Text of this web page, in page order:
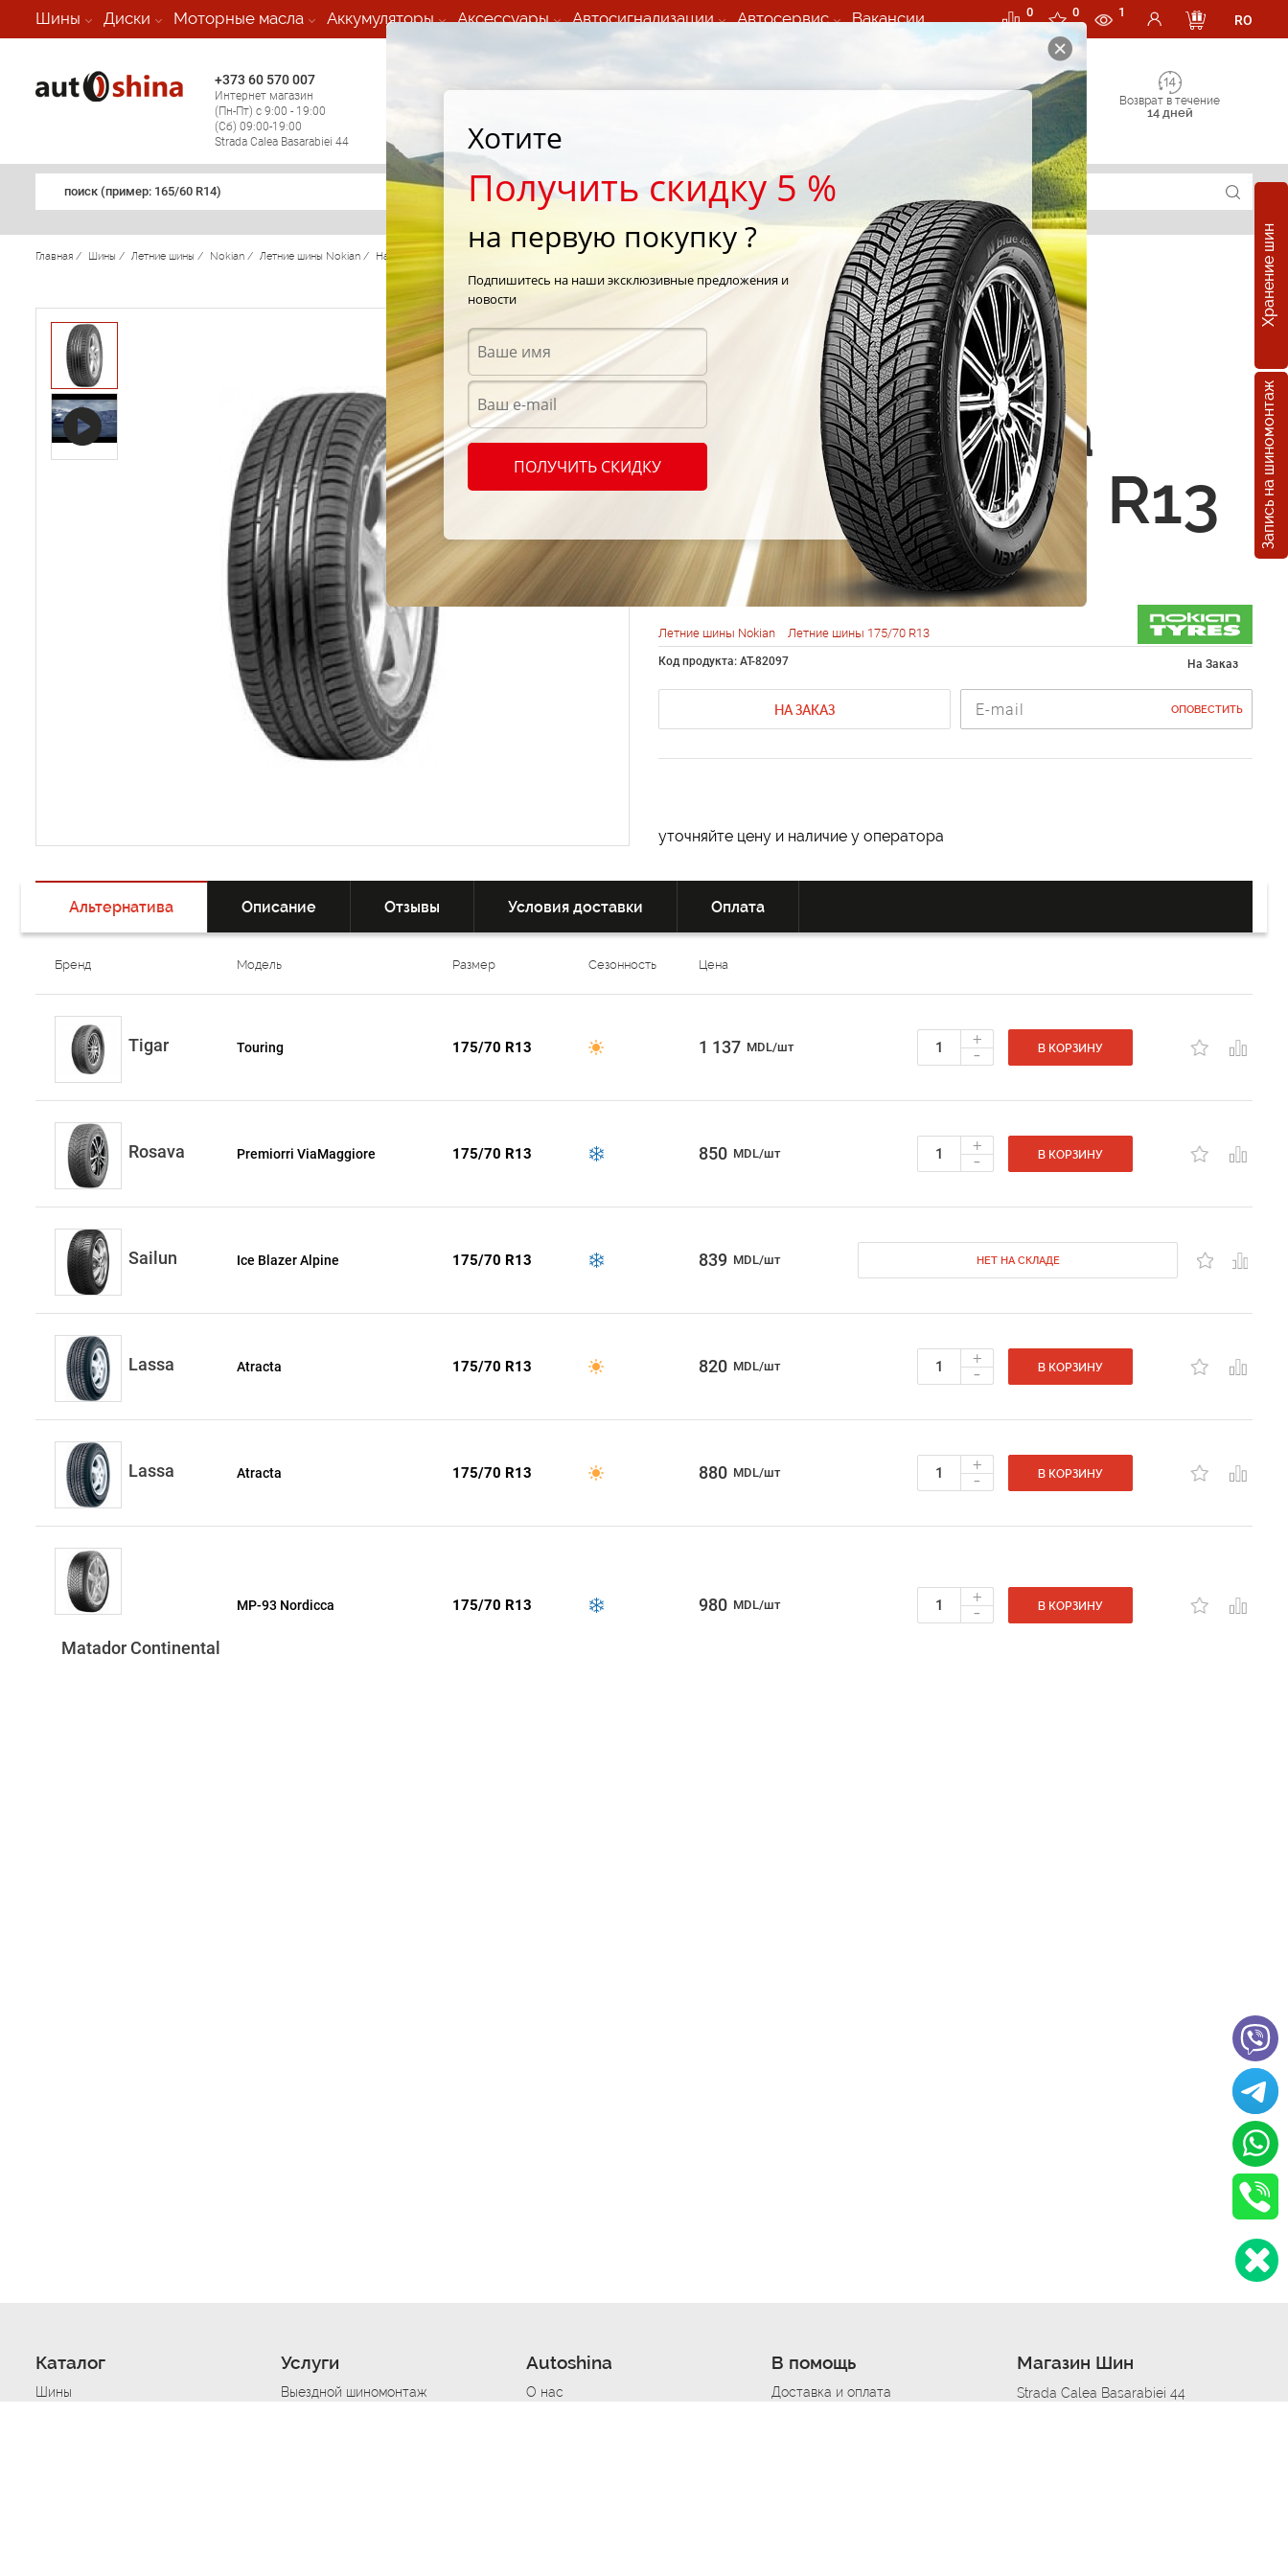
Шины Диски Моторные масла Аккумуляторы Аксессуары Автосигнализации Автосервис Вакансии 0 0 1
RO
+373 60 570 007
Интернет магазин
(Пн-Пт) с 9:00 - 19:00
(Сб) 09:00-19:00
Strada Calea Basarabiei 44
Мобильный шиномонтаж 24/7
Возврат в течение
14 дней
поиск (примеp: 165/60 R14)
Хранение шин
Запись на шиномонтаж
Главная / Шины / Летние шины / Nokian / Летние шины Nokian / Hakka Green/ Nokian Hakka Green 175/70 R13 82N
Летние шины
Nokian Hakka
Green 175/70 R13
82N
Летние шины Nokian Летние шины 175/70 R13
Код продукта: AT-82097 На Заказ
НА ЗАКАЗ ОПОВЕСТИТЬ
уточняйте цену и наличие у оператора
Альтернатива Описание Отзывы Условия доставки Оплата
Бренд Модель Размер Сезонность Цена
Tigar Touring 175/70 R13 1 137 MDL/шт +
- В КОРЗИНУ
Rosava Premiorri ViaMaggiore 175/70 R13 850 MDL/шт +
- В КОРЗИНУ
Sailun Ice Blazer Alpine 175/70 R13 839 MDL/шт НЕТ НА СКЛАДЕ
Lassa Atracta 175/70 R13 820 MDL/шт +
- В КОРЗИНУ
Lassa Atracta 175/70 R13 880 MDL/шт +
- В КОРЗИНУ
Matador Continental
MP-93 Nordicca 175/70 R13 980 MDL/шт +
- В КОРЗИНУ
Каталог
Шины
Услуги
Выездной шиномонтаж
Autoshina
О нас
В помощь
Доставка и оплата
Магазин Шин
Strada Calea Basarabiei 44
Хотите
Получить скидку 5 %
на первую покупку ?
Подпишитесь на наши эксклюзивные предложения и
новости
ПОЛУЧИТЬ СКИДКУ